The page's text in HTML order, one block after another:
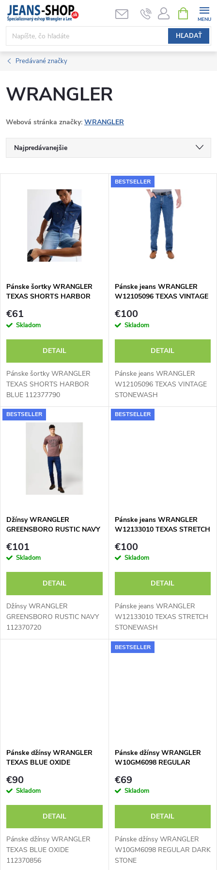
Prejsť
obsah
HĽADAŤ
KOŠÍK
Predávané značky
WRANGLER
Webová stránka značky: WRANGLER
R
a
e
p
r
o
d
u
v
Najpredávanejšie
s
p
r
d
u
k
Pánske šortky WRANGLER
TEXAS SHORTS HARBOR
€61
Skladom
DETAIL
Pánske šortky WRANGLER
TEXAS SHORTS HARBOR
BLUE 112377790
BESTSELLER
Pánske jeans WRANGLER
W12105096 TEXAS VINTAGE
€100
Skladom
DETAIL
Pánske jeans WRANGLER
W12105096 TEXAS VINTAGE
STONEWASH
BESTSELLER
Džínsy WRANGLER
GREENSBORO RUSTIC NAVY
€101
Skladom
DETAIL
Džínsy WRANGLER
GREENSBORO RUSTIC NAVY
112370720
BESTSELLER
Pánske jeans WRANGLER
W12133010 TEXAS STRETCH
€100
Skladom
DETAIL
Pánske jeans WRANGLER
W12133010 TEXAS STRETCH
STONEWASH
Pánske džínsy WRANGLER
TEXAS BLUE OXIDE
€90
Skladom
DETAIL
Pánske džínsy WRANGLER
TEXAS BLUE OXIDE
112370856
BESTSELLER
Pánske džínsy WRANGLER
W10GM6098 REGULAR
€69
Skladom
DETAIL
Pánske džínsy WRANGLER
W10GM6098 REGULAR DARK
STONE